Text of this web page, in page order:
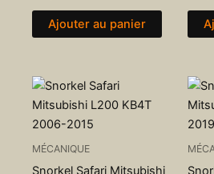
Ajouter au panier
MÉCANIQUE
Snorkel Safari Mitsubishi